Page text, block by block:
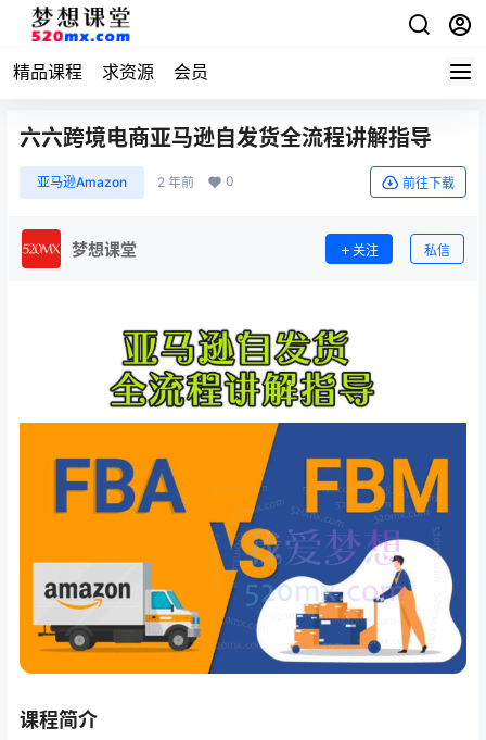
精品课程 求资源 会员
六六跨境电商亚马逊自发货全流程讲解指导
亚马逊Amazon 2 年前 0 前往下载
梦想课堂 关注 私信
课程简介